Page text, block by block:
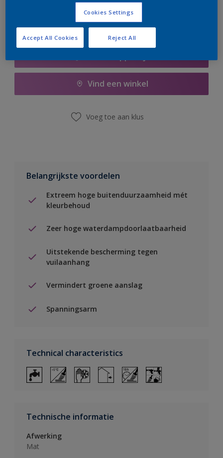
Vind een winkel
Voeg toe aan klus
Belangrijkste voordelen
Extreem hoge buitenduurzaamheid mét
kleurbehoud
Zeer hoge waterdampdoorlaatbaarheid
Uitstekende bescherming tegen
vuilaanhang
Vermindert groene aanslag
Spanningsarm
Technical characteristics
Technische informatie
Afwerking
Mat
Cookies Settings
Reject All
Accept All Cookies